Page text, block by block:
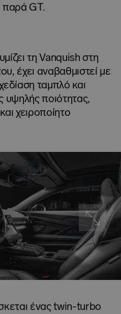
παρά GT.
τη Vanquish στη
έχει αναβαθμιστεί με
ταμπλό και
υψηλής ποιότητας,
χειροποίητο
ένας twin-turbo